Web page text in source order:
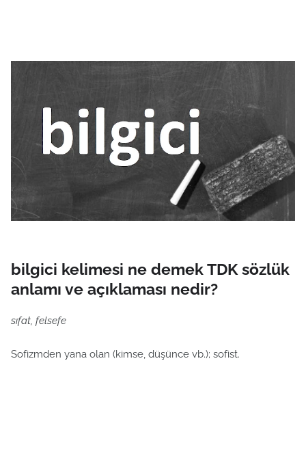
bilgici kelimesi ne demek TDK sözlük
anlamı ve açıklaması nedir?
sıfat, felsefe
Sofizmden yana olan (kimse, düşünce vb.); sofist.